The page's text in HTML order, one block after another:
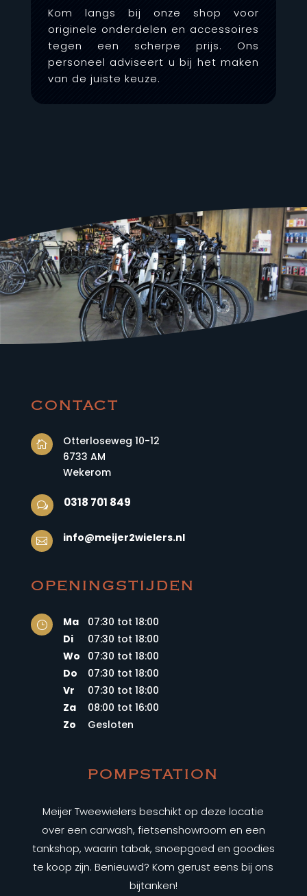
Kom langs bij onze shop voor
originele onderdelen en accessoires
tegen een scherpe prijs. Ons
personeel adviseert u bij het maken
van de juiste keuze.
CONTACT

Otterloseweg 10-12
6733 AM
Wekerom
w 0318 701 849
 info@meijer2wielers.nl
OPENINGSTIJDEN
} Ma
07:30 tot 18:00
Di
07:30 tot 18:00
Wo
07:30 tot 18:00
Do
07:30 tot 18:00
Vr
07:30 tot 18:00
Za
08:00 tot 16:00
Zo
Gesloten
POMPSTATION
Meijer Tweewielers beschikt op deze locatie
over een carwash, fietsenshowroom en een
tankshop, waarin tabak, snoepgoed en goodies
te koop zijn. Benieuwd? Kom gerust eens bij ons
bijtanken!